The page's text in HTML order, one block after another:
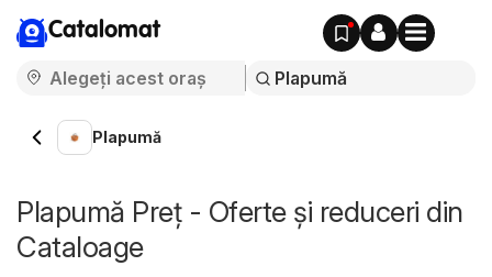
Catalomat
Plapumă
Plapumă Preț - Oferte și reduceri din
Cataloage